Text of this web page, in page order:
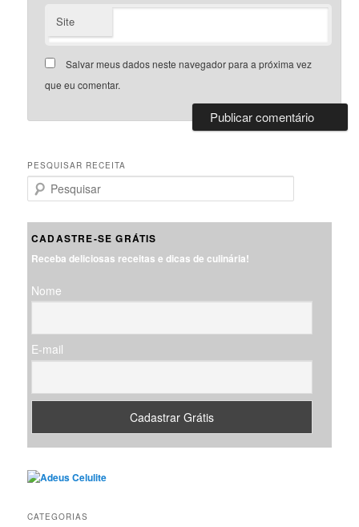
Site
Salvar meus dados neste navegador para a próxima vez
que eu comentar.
PESQUISAR RECEITA
e
u
a
CADASTRE-SE GRÁTIS
Receba deliciosas receitas e dicas de culinária!
Nome
E-mail
CATEGORIAS